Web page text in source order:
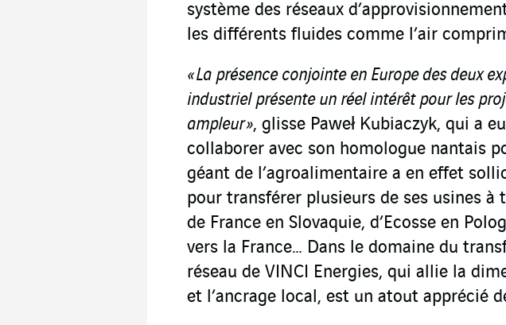
système des réseaux
les différents fluides comme l’air
« La présence conjointe en Europe des deux
industriel présente un réel intérêt pour les
ampleur », glisse Paweł Kubiaczyk, qui a
collaborer avec son homologue nantais
géant de l’agroalimentaire a en effet
pour transférer plusieurs de ses usines à
de France en Slovaquie, d’Ecosse en
vers la France… Dans le domaine du
réseau de VINCI Energies, qui allie la
et l’ancrage local, est un atout apprécié